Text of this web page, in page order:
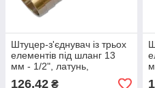
Штуцер-з'єднувач із трьох
елементів під шланг 13
мм - 1/2", латунь,
GKWZ1212
126,42 ₴